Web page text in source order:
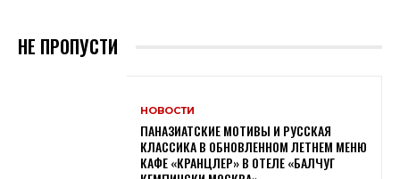
НЕ ПРОПУСТИ
НОВОСТИ
ПАНАЗИАТСКИЕ МОТИВЫ И РУССКАЯ
КЛАССИКА В ОБНОВЛЕННОМ ЛЕТНЕМ МЕНЮ
КАФЕ «КРАНЦЛЕР» В ОТЕЛЕ «БАЛЧУГ